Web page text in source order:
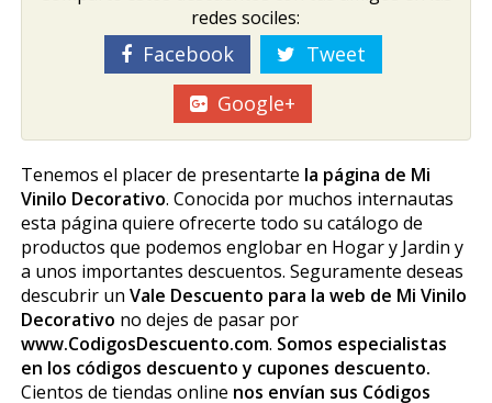
redes sociles:
Facebook
Tweet
Google+
Tenemos el placer de presentarte la página de Mi
Vinilo Decorativo. Conocida por muchos internautas
esta página quiere ofrecerte todo su catálogo de
productos que podemos englobar en Hogar y Jardin y
a unos importantes descuentos. Seguramente deseas
descubrir un Vale Descuento para la web de Mi Vinilo
Decorativo no dejes de pasar por
www.CodigosDescuento.com. Somos especialistas
en los códigos descuento y cupones descuento.
Cientos de tiendas online nos envían sus Códigos